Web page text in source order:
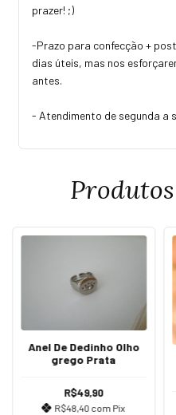
prazer! ;)
-Prazo para confecção +
dias úteis, mas nos
antes.
- Atendimento de segunda a
Anel De Dedinho Olho
grego Prata
R$49,90
R$48,40 com Pix